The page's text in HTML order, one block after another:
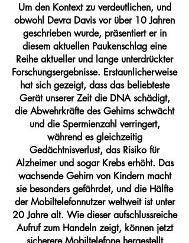
Um den Kontext zu verdeutlichen, und
obwohl Devra Davis vor über 10 Jahren
geschrieben wurde, präsentiert er in
diesem aktuellen Paukenschlag eine
Reihe aktueller und lange unterdrückter
Forschungsergebnisse. Erstaunlicherweise
hat sich gezeigt, dass das beliebteste
Gerät unserer Zeit die DNA schädigt,
die Abwehrkräfte des Gehirns schwächt
und die Spermienzahl verringert,
während es gleichzeitig
Gedächtnisverlust, das Risiko für
Alzheimer und sogar Krebs erhöht. Das
wachsende Gehirn von Kindern macht
sie besonders gefährdet, und die Hälfte
der Mobiltelefonnutzer weltweit ist unter
20 Jahre alt. Wie dieser aufschlussreiche
Aufruf zum Handeln zeigt, können jetzt